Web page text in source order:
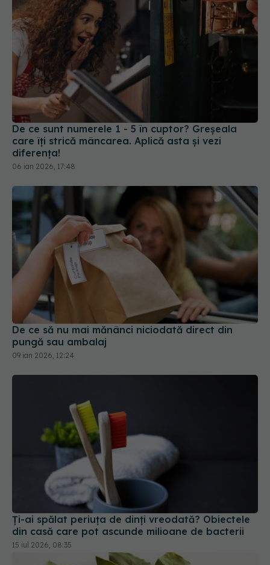
De ce sunt numerele 1 - 5 în cuptor? Greșeala
care îți strică mâncarea. Aplică asta și vezi
diferența!
06 ian 2026, 17:48
De ce să nu mai mănânci niciodată direct din
pungă sau ambalaj
09 ian 2026, 12:24
Ți-ai spălat periuța de dinți vreodată? Obiectele
din casă care pot ascunde milioane de bacterii
15 iul 2026, 08:35